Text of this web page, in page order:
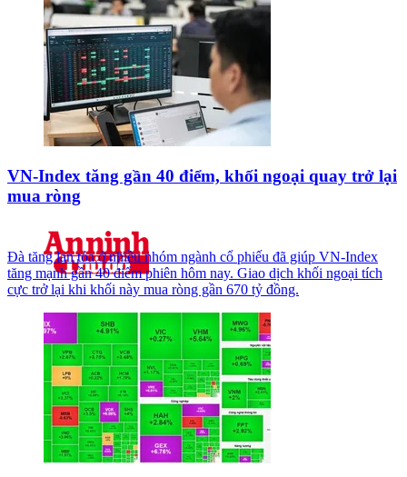
VN-Index tăng gần 40 điểm, khối ngoại quay trở lại
mua ròng
Đà tăng lan tỏa ở nhiều nhóm ngành cổ phiếu đã giúp VN-Index
tăng mạnh gần 40 điểm phiên hôm nay. Giao dịch khối ngoại tích
cực trở lại khi khối này mua ròng gần 670 tỷ đồng.